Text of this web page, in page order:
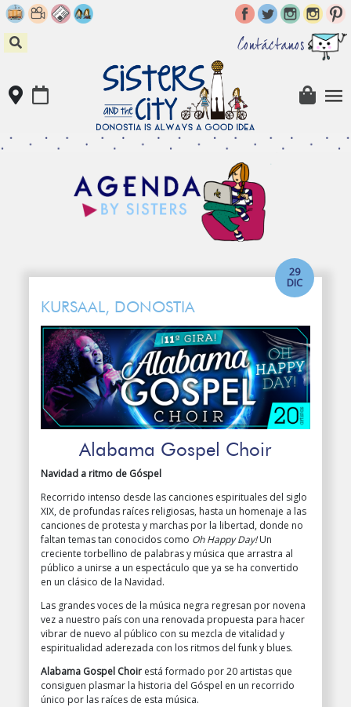
Skip
to
content
Contáctanos
29
DIC
KURSAAL, DONOSTIA
Alabama Gospel Choir
Navidad a ritmo de Góspel
Recorrido intenso desde las canciones espirituales del siglo
XIX, de profundas raíces religiosas, hasta un homenaje a las
canciones de protesta y marchas por la libertad, donde no
faltan temas tan conocidos como Oh Happy Day!Un
creciente torbellino de palabras y música que arrastra al
público a unirse a un espectáculo que ya se ha convertido
en un clásico de la Navidad.
Las grandes voces de la música negra regresan por novena
vez a nuestro país con una renovada propuesta para hacer
vibrar de nuevo al público con su mezcla de vitalidad y
espiritualidad aderezada con los ritmos del funk y blues.
Alabama Gospel Choir está formado por 20 artistas que
consiguen plasmar la historia del Góspel en un recorrido
único por las raíces de esta música.